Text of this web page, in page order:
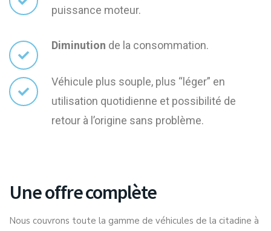
puissance moteur.
Diminution de la consommation.
Véhicule plus souple, plus “léger” en
utilisation quotidienne et possibilité de
retour à l’origine sans problème.
Une offre complète
Nous couvrons toute la gamme de véhicules de la citadine à